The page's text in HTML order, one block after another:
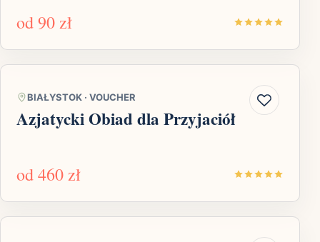
od90 zł
BIAŁYSTOK · VOUCHER
Azjatycki Obiad dla Przyjaciół
od460 zł